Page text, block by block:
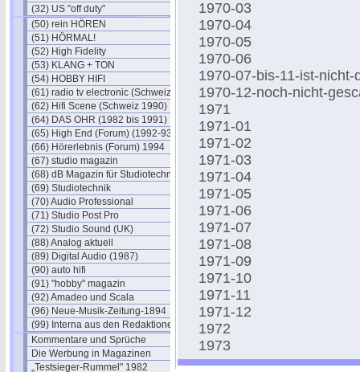
(32) US "off duty"
(50) rein HÖREN
(51) HÖRMAL!
(52) High Fidelity
(53) KLANG + TON
(54) HOBBY HIFI
(61) radio tv electronic (Schweiz)
(62) Hifi Scene (Schweiz 1990)
(64) DAS OHR (1982 bis 1991)
(65) High End (Forum) (1992-93)
(66) Hörerlebnis (Forum) 1994
(67) studio magazin
(68) dB Magazin für Studiotechnik
(69) Studiotechnik
(70) Audio Professional
(71) Studio Post Pro
(72) Studio Sound (UK)
(88) Analog aktuell
(89) Digital Audio (1987)
(90) auto hifi
(91) "hobby" magazin
(92) Amadeo und Scala
(96) Neue-Musik-Zeitung-1894
(99) Interna aus den Redaktionen
Kommentare und Sprüche
Die Werbung in Magazinen
„Testsieger-Rummel" 1982
1970-03
1970-04
1970-05
1970-06
1970-07-bis-11-ist-
1970-12-noch-nicht-
1971
1971-01
1971-02
1971-03
1971-04
1971-05
1971-06
1971-07
1971-08
1971-09
1971-10
1971-11
1971-12
1972
1973